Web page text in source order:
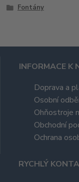
Fontány
INFORMACE K
Doprava a
Osobní
Ohňostroje
Obchodní
Ochrana
RYCHLÝ